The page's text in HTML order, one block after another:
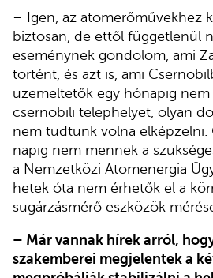
– Igen, az atomerőművekhez
biztosan, de ettől függetlenül
eseménynek gondolom, ami
történt, és azt is, ami
üzemeltetők egy hónapig nem
csernobili telephelyet, olyan
nem tudtunk volna elképzelni.
napig nem mennek a
a Nemzetközi Atomenergia
hetek óta nem érhetők el a
sugárzásmérő eszközök
– Már vannak hírek arról,
szakemberei megjelentek a